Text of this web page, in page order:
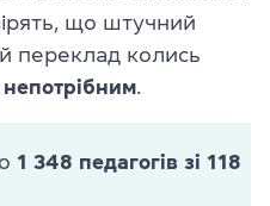
що штучний
переклад колись
.
1 348 педагогів зі 118